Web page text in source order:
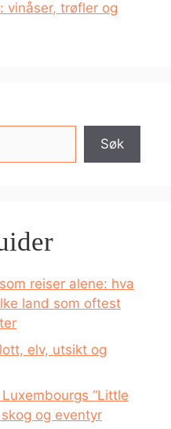
vinåser, trøfler og
Søk
reiser alene: hva
land som oftest
elv, utsikt og
“Little
og eventyr